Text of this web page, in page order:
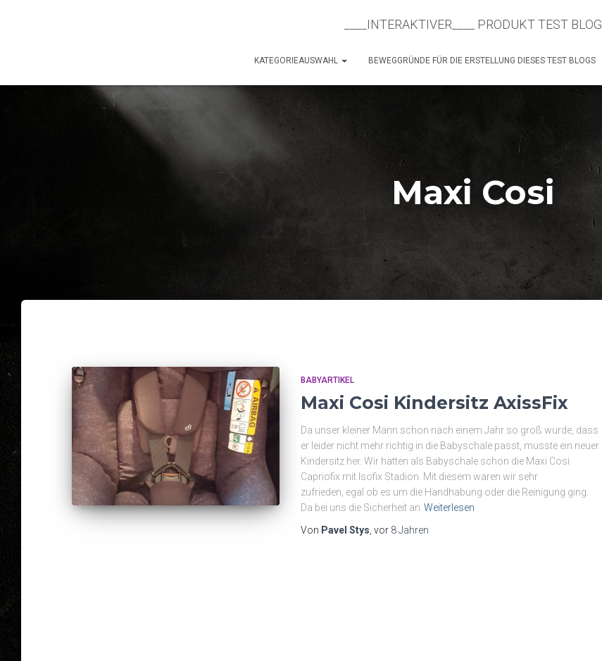
____INTERAKTIVER____ PRODUKT TEST BLOG
KATEGORIEAUSWAHL BEWEGGRÜNDE FÜR DIE ERSTELLUNG DIESES TEST BLOGS
Maxi Cosi
BABYARTIKEL
Maxi Cosi Kindersitz AxissFix
Da unser kleiner Mann schon nach einem Jahr so groß wurde, dass
er leider nicht mehr richtig in die Babyschale passt, musste ein neuer
Kindersitz her. Wir hatten als Babyschale schon die Maxi Cosi
Capriofix mit Isofix Stadion. Mit diesem waren wir sehr
zufrieden, egal ob es um die Handhabung oder die Reinigung ging.
Da bei uns die Sicherheit an Weiterlesen
Von Pavel Stys , vor 8 Jahren